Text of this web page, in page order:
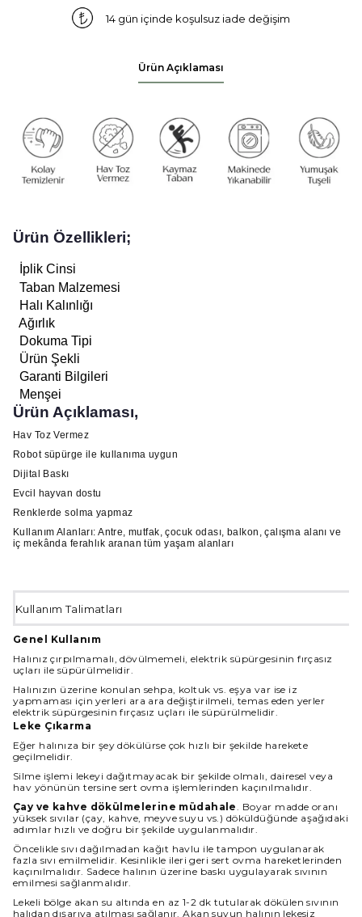
14 gün içinde koşulsuz iade değişim
Ürün Açıklaması
Ürün Özellikleri;
İplik Cinsi
Taban Malzemesi
Halı Kalınlığı
Ağırlık
Dokuma Tipi
Ürün Şekli
Garanti Bilgileri
Menşei
Ürün Açıklaması,
Hav Toz Vermez
Robot süpürge ile kullanıma uygun
Dijital Baskı
Evcil hayvan dostu
Renklerde solma yapmaz
Kullanım Alanları: Antre, mutfak, çocuk odası, balkon, çalışma alanı ve
iç mekânda ferahlık aranan tüm yaşam alanları
Kullanım Talimatları
Genel Kullanım
Halınız çırpılmamalı, dövülmemeli, elektrik süpürgesinin fırçasız
uçları ile süpürülmelidir.
Halınızın üzerine konulan sehpa, koltuk vs. eşya var ise iz
yapmaması için yerleri ara ara değiştirilmeli, temas eden yerler
elektrik süpürgesinin fırçasız uçları ile süpürülmelidir.
Leke Çıkarma
Eğer halınıza bir şey dökülürse çok hızlı bir şekilde harekete
geçilmelidir.
Silme işlemi lekeyi dağıtmayacak bir şekilde olmalı, dairesel veya
hav yönünün tersine sert ovma işlemlerinden kaçınılmalıdır.
Çay ve kahve dökülmelerine müdahale. Boyar madde oranı
yüksek sıvılar (çay, kahve, meyve suyu vs.) döküldüğünde aşağıdaki
adımlar hızlı ve doğru bir şekilde uygulanmalıdır.
Öncelikle sıvı dağılmadan kağıt havlu ile tampon uygulanarak
fazla sıvı emilmelidir. Kesinlikle ileri geri sert ovma hareketlerinden
kaçınılmalıdır. Sadece halının üzerine baskı uygulayarak sıvının
emilmesi sağlanmalıdır.
Lekeli bölge akan su altında en az 1-2 dk tutularak dökülen sıvının
halıdan dışarıya atılması sağlanır. Akan suyun halının lekesiz